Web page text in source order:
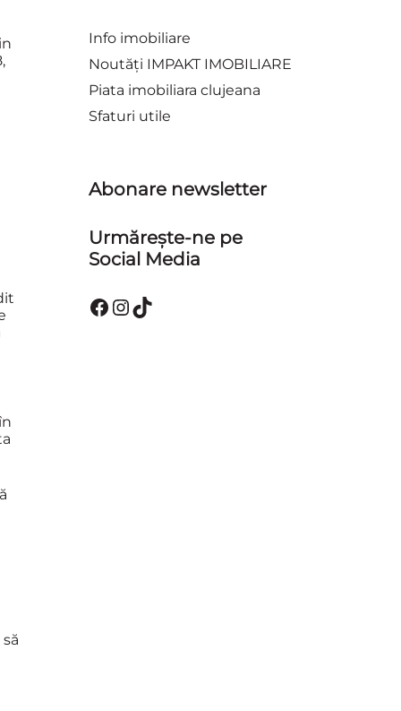
Info imobiliare
Noutăți IMPAKT IMOBILIARE
Piata imobiliara clujeana
Sfaturi utile
Abonare newsletter
Urmărește-ne pe
Social Media
Facebook
Instagram
TikTok